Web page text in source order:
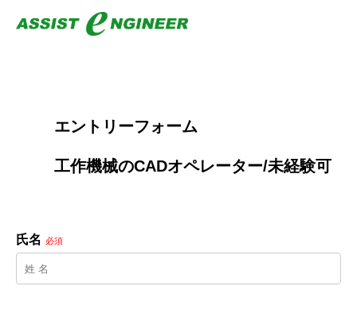
        エントリーフォーム
氏名 必須